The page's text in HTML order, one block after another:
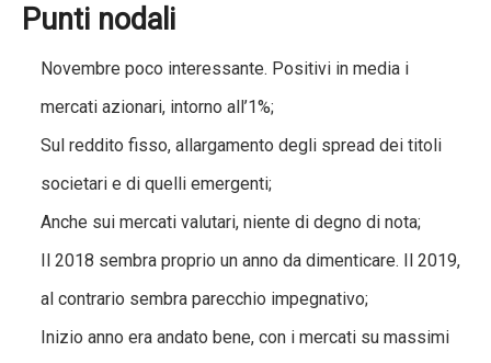
Punti nodali
Novembre poco interessante. Positivi in media i
mercati azionari, intorno all’1%;
Sul reddito fisso, allargamento degli spread dei titoli
societari e di quelli emergenti;
Anche sui mercati valutari, niente di degno di nota;
Il 2018 sembra proprio un anno da dimenticare. Il 2019,
al contrario sembra parecchio impegnativo;
Inizio anno era andato bene, con i mercati su massimi